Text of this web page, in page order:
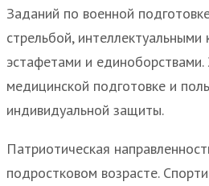
Заданий по военной
стрельбой, интеллектуальными
эстафетами и
медицинской подготовке и
индивидуальной защиты.
Патриотическая
подростковом возрасте.